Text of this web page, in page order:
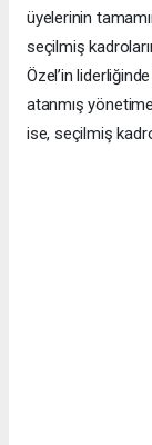
üyelerinin
seçilmiş
Özel’in
atanmış
ise, seçilmiş